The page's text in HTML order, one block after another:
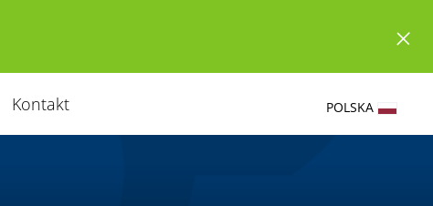
Kontakt POLSKA